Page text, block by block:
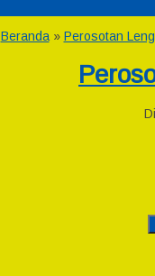
Beranda» Perosotan